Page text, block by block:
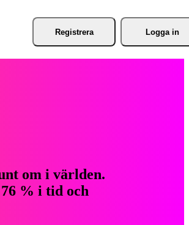
Registrera Logga in
om i världen.
% i tid och